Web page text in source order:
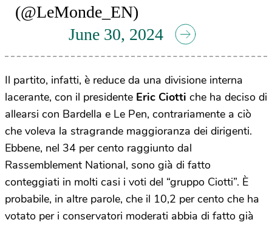
(@LeMonde_EN)
June 30, 2024
Il partito, infatti, è reduce da una divisione interna
lacerante, con il presidente Eric Ciotti che ha deciso di
allearsi con Bardella e Le Pen, contrariamente a ciò
che voleva la stragrande maggioranza dei dirigenti.
Ebbene, nel 34 per cento raggiunto dal
Rassemblement National, sono già di fatto
conteggiati in molti casi i voti del “gruppo Ciotti”. È
probabile, in altre parole, che il 10,2 per cento che ha
votato per i conservatori moderati abbia di fatto già